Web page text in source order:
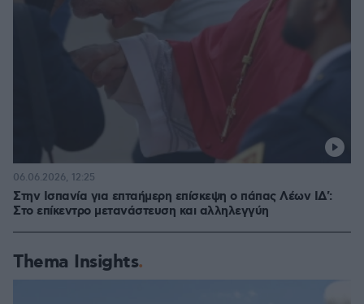
Στην Ισπανία για επταήμερη επίσκεψη ο πάπας Λέων ΙΔ':
Στο επίκεντρο μετανάστευση και αλληλεγγύη
06.06.2026, 12:25
Thema Insights